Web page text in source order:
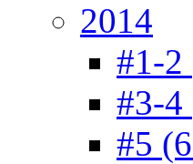
2014
#1-2
#3-4
#5